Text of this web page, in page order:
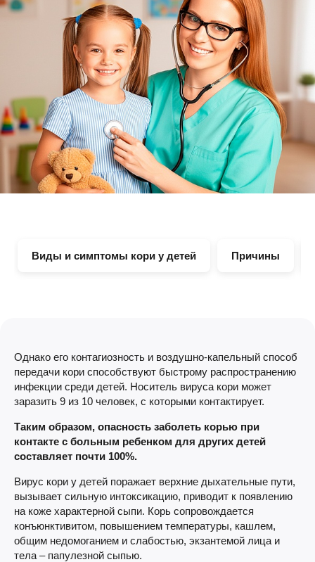
Виды и симптомы кори у детей Причины
Однако его контагиозность и воздушно-капельный способ
передачи кори способствуют быстрому распространению
инфекции среди детей. Носитель вируса кори может
заразить 9 из 10 человек, с которыми контактирует.
Таким образом, опасность заболеть корью при
контакте с больным ребенком для других детей
составляет почти 100%.
Вирус кори у детей поражает верхние дыхательные пути,
вызывает сильную интоксикацию, приводит к появлению
на коже характерной сыпи. Корь сопровождается
конъюнктивитом, повышением температуры, кашлем,
общим недомоганием и слабостью, экзантемой лица и
тела – папулезной сыпью.